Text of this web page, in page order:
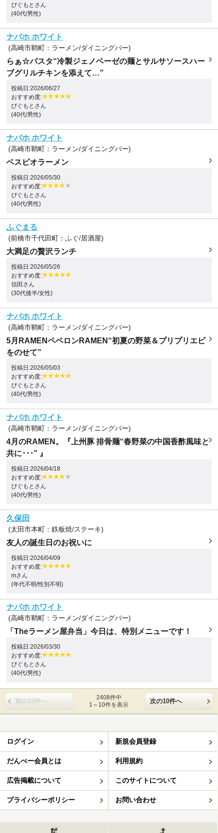
ぴぐもとさん
(40代/男性)
ナバホ ホワイト
(高崎市鞘町：ラーメン/ダイニングバー)
らぁ☆パスタ“冷製ジェノベーゼの麺とサルサソースハー
ブグリルチキンを添えて…”
投稿日:2026/06/27
おすすめ度:
ぴぐもとさん
(40代/男性)
ナバホ ホワイト
(高崎市鞘町：ラーメン/ダイニングバー)
ベスビオラーメン
投稿日:2026/05/30
おすすめ度:
ぴぐもとさん
(40代/男性)
ふぐまる
(前橋市千代田町：ふぐ/居酒屋)
大満足の贅沢ランチ
投稿日:2026/05/26
おすすめ度:
信田さん
(30代後半/女性)
ナバホ ホワイト
(高崎市鞘町：ラーメン/ダイニングバー)
5月RAMENペペロンRAMEN“初夏の野菜＆プリプリエビ
をのせて”
投稿日:2026/05/03
おすすめ度:
ぴぐもとさん
(40代/男性)
ナバホ ホワイト
(高崎市鞘町：ラーメン/ダイニングバー)
4月のRAMEN。『上州豚 排骨麺“春野菜の中国香酢風味と
共に･･･” 』
投稿日:2026/04/18
おすすめ度:
ぴぐもとさん
(40代/男性)
久保田
(太田市本町：鉄板焼/ステーキ)
友人の誕生日のお祝いに
投稿日:2026/04/09
おすすめ度:
mさん
(年代不明/性別不明)
ナバホ ホワイト
(高崎市鞘町：ラーメン/ダイニングバー)
「Theラーメン屋弁当」今日は、特別メニューです！
投稿日:2026/03/30
おすすめ度:
ぴぐもとさん
(40代/男性)
前の10件へ
2408件中
1～10件を表示
次の10件へ
ログイン 新規会員登録
だんべー会員とは 利用規約
広告掲載について このサイトについて
プライバシーポリシー お問い合わせ